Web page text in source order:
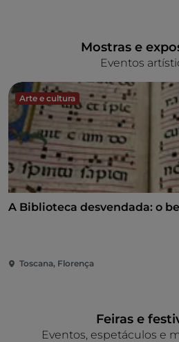
Eventos
Mostras e
Arte e cultura
A Biblioteca desvendada: o
Toscana, Florença
Eventos, espetáculos e
Feiras e